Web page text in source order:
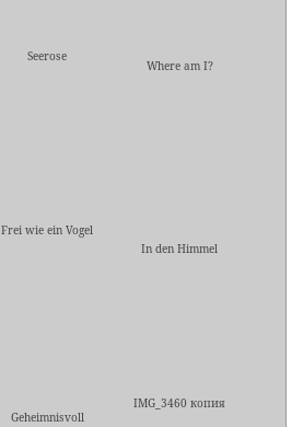
Seerose
Where am I?
Frei wie ein Vogel
In den Himmel
Geheimnisvoll
IMG_3460 копия